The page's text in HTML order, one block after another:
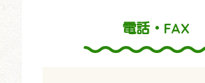
電話・FAX